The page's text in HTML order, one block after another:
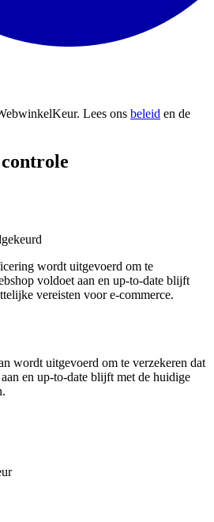
. Lees ons beleid en de
wordt uitgevoerd om te
voldoet aan en up-to-date blijft
vereisten voor e-commerce.
wordt uitgevoerd om te verzekeren dat
en up-to-date blijft met de huidige